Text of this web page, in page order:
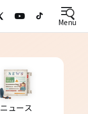
Menu
ニュース